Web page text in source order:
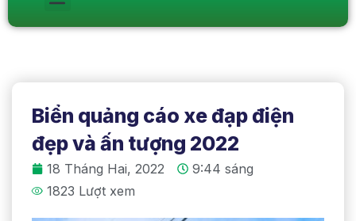
Biển quảng cáo xe đạp điện
đẹp và ấn tượng 2022
18 Tháng Hai, 2022
9:44 sáng
1823 Lượt xem